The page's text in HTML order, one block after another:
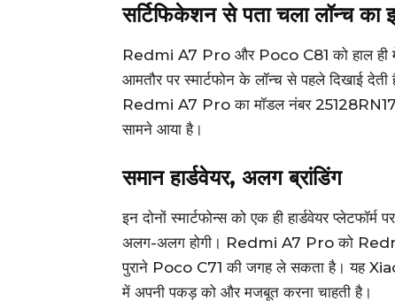
सर्टिफिकेशन से पता चला लॉन्च का
Redmi A7 Pro और Poco C81 को हाल ही में
आमतौर पर स्मार्टफोन के लॉन्च से पहले दिखाई
Redmi A7 Pro का मॉडल नंबर
सामने आया है।
समान हार्डवेयर, अलग ब्रांडिंग
इन दोनों स्मार्टफोन्स को एक ही हार्डवेयर
अलग-अलग होगी। Redmi A7 Pro को Redmi
पुराने Poco C71 की जगह ले सकता है। यह
में अपनी पकड़ को और मजबूत करना चाहती है।